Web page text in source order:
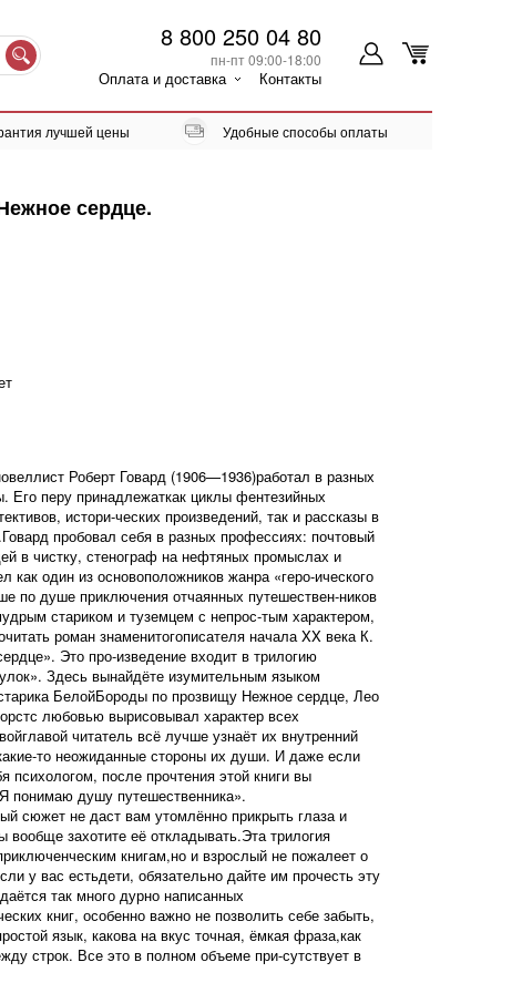
8 800 250 04 80
пн-пт 09:00-18:00
Оплата и доставка Контакты
лучшей цены Удобные способы оплаты
сердце.
Роберт Говард (1906—1936)работал в разных
Его перу принадлежаткак циклы фентезийных
истори-ческих произведений, так и рассказы в
пробовал себя в разных профессиях: почтовый
в чистку, стенограф на нефтяных промыслах и
как один из основоположников жанра «геро-ического
по душе приключения отчаянных путешествен-ников
стариком и туземцем с непрос-тым характером,
роман знаменитогописателя начала XX века К.
Это про-изведение входит в трилогию
Здесь вынайдёте изумительным языком
БелойБороды по прозвищу Нежное сердце, Лео
любовью вырисовывал характер всех
читатель всё лучше узнаёт их внутренний
то неожиданные стороны их души. И даже если
психологом, после прочтения этой книги вы
понимаю душу путешественника».
сюжет не даст вам утомлённо прикрыть глаза и
вообще захотите её откладывать.Эта трилогия
книгам,но и взрослый не пожалеет о
у вас естьдети, обязательно дайте им прочесть эту
так много дурно написанных
книг, особенно важно не позволить себе забыть,
язык, какова на вкус точная, ёмкая фраза,как
строк. Все это в полном объеме при-сутствует в